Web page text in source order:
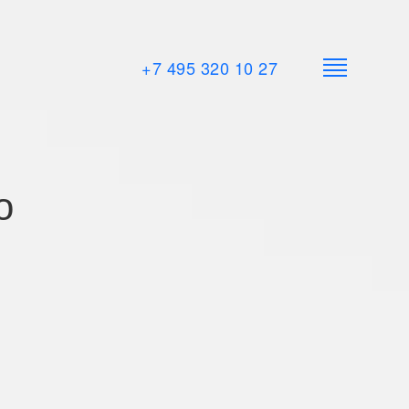
+7 495 320 10 27